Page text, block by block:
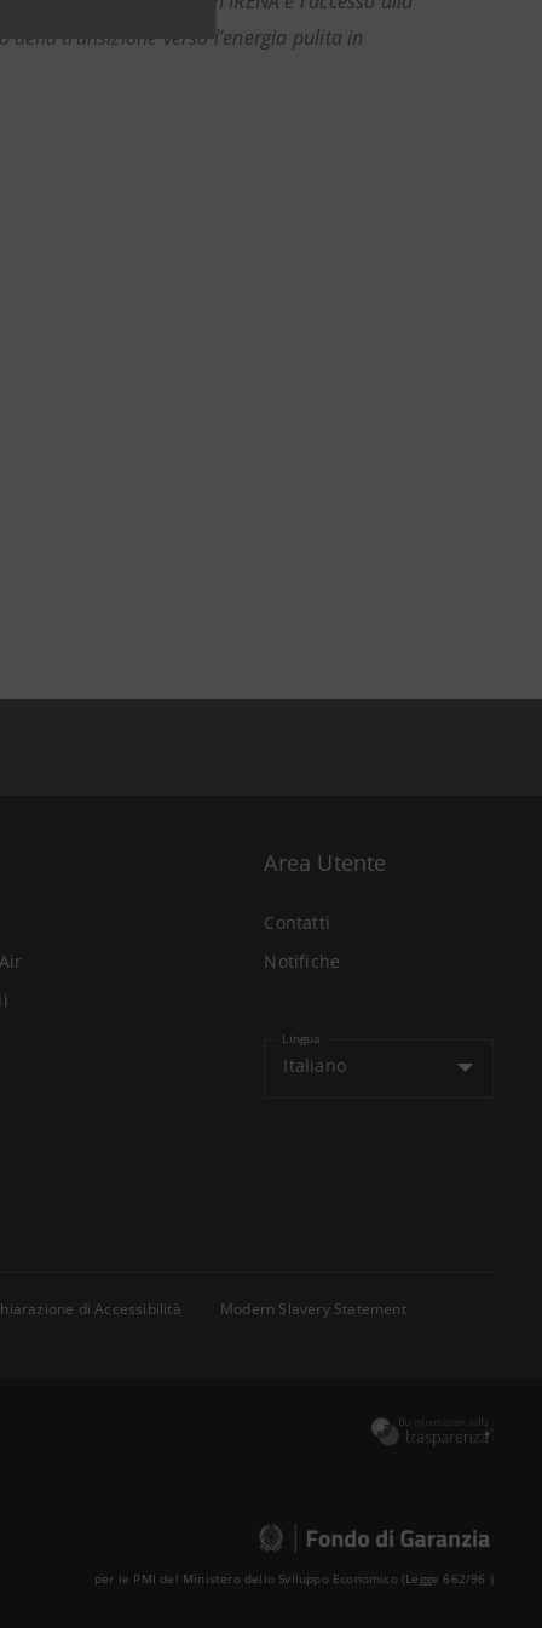
transizione verso l’energia pulita in
Area Utente
Contatti
Notifiche
Lingua
Italiano
di Accessibilità
Modern Slavery Statement
per le PMI del Ministero dello Sviluppo Economico (Legge 662/96 )